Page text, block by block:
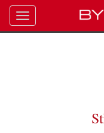
Toggle
navigation